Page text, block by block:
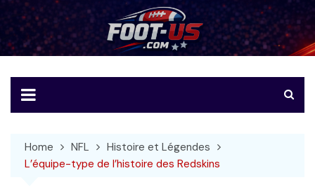
to
content
Foot-US
Le football américain en français
Home NFL
Histoire et Légendes
L’équipe-type de l’histoire des Redskins